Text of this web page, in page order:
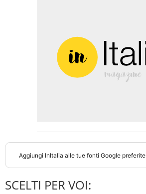
Aggiungi InItalia alle tue fonti Google preferite
SCELTI PER VOI: